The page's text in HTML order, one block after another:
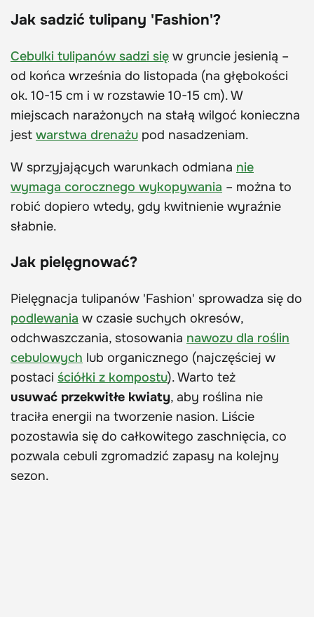
Jak sadzić tulipany 'Fashion'?
Cebulki tulipanów sadzi się w gruncie jesienią –
od końca września do listopada (na głębokości
ok. 10-15 cm i w rozstawie 10-15 cm). W
miejscach narażonych na stałą wilgoć konieczna
jest warstwa drenażu pod nasadzeniam.
W sprzyjających warunkach odmiana nie
wymaga corocznego wykopywania – można to
robić dopiero wtedy, gdy kwitnienie wyraźnie
słabnie.
Jak pielęgnować?
Pielęgnacja tulipanów 'Fashion' sprowadza się do
podlewania w czasie suchych okresów,
odchwaszczania, stosowania nawozu dla roślin
cebulowych lub organicznego (najczęściej w
postaci ściółki z kompostu). Warto też
usuwać przekwitłe kwiaty, aby roślina nie
traciła energii na tworzenie nasion. Liście
pozostawia się do całkowitego zaschnięcia, co
pozwala cebuli zgromadzić zapasy na kolejny
sezon.